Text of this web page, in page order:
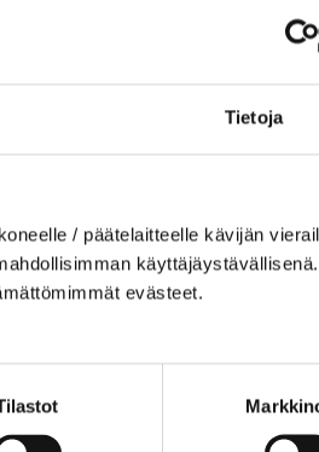
Tie­to­ja
/ pää­te­lait­teel­le kä­vi­jän
eväs­teet.